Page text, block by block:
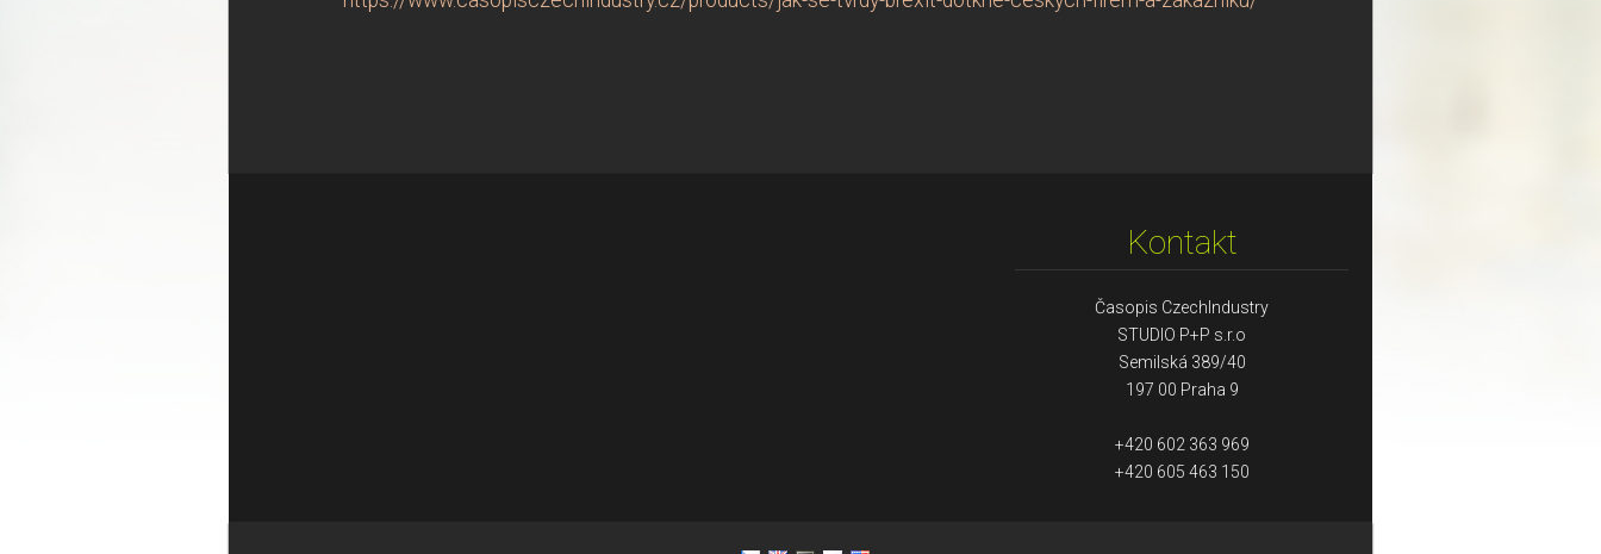
Kontakt
Časopis CzechIndustry
STUDIO P+P s.r.o
Semilská 389/40
197 00 Praha 9
+420 602 363 969
+420 605 463 150